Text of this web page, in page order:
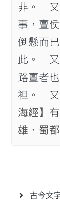
非。 又
事，亶
倒懸而已
此。 又
路亶者也
袒。 又
海經】
雄．蜀都
古今文